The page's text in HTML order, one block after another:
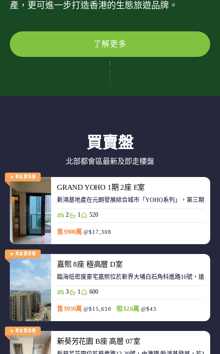
產，更可進一步打造香港的生態旅遊品牌。
了解更多
買賣盤
北部都會區最新及即走樓盤
黃金置頂盤
GRAND YOHO 1期 2座 E室
2 1 520
售 $900萬 @$17,308
黃金置頂盤
嘉熙 8座 極高層 D室
臨海低密度豪宅嘉熙位於新界大埔白石角科進路16號，遠離
3 1 600
售 $939萬 @$15,650 租 $2.6萬 @$43
黃金置頂盤
新葵芳花園 B座 高層 07室